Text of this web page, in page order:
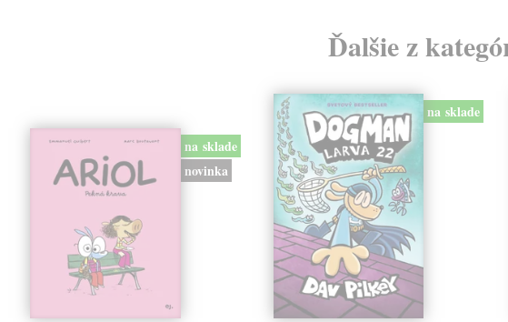
Ďalšie z
na sklade
novinka
na sklade